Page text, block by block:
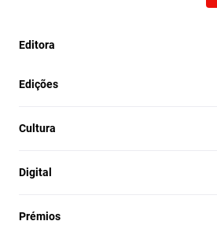
Editora
Edições
Cultura
Digital
Prémios